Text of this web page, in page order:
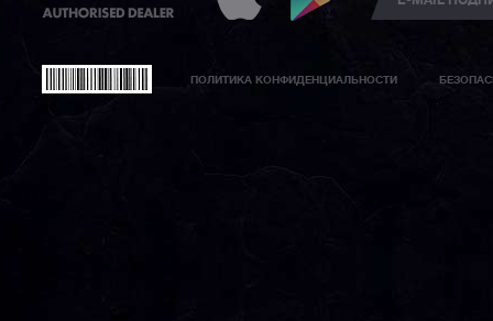
ПОЛИТИКА КОНФИДЕНЦИАЛЬНОСТИ